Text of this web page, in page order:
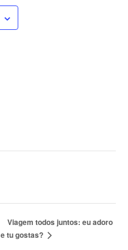
Viagem todos juntos: eu adoro
e tu gostas?